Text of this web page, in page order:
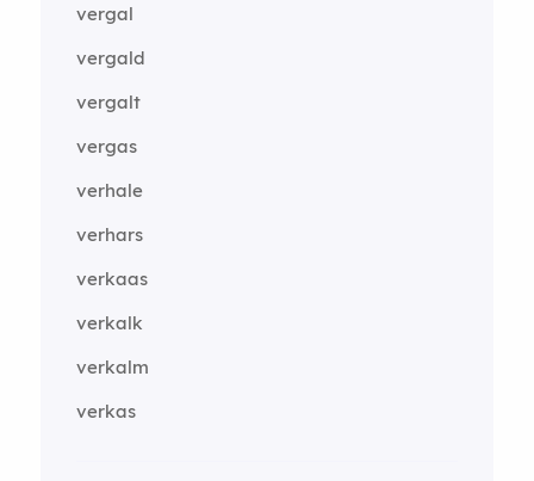
vergal
vergald
vergalt
vergas
verhale
verhars
verkaas
verkalk
verkalm
verkas